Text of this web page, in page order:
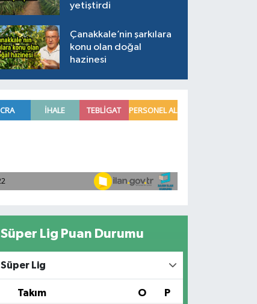
yetiştirdi
Çanakkale’nin şarkılara
konu olan doğal
hazinesi
Süper Lig Puan Durumu
Süper Lig
Takım O P